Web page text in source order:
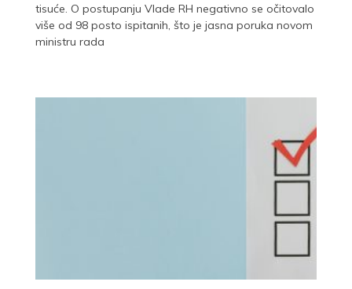
tisuće. O postupanju Vlade RH negativno se očitovalo
više od 98 posto ispitanih, što je jasna poruka novom
ministru rada